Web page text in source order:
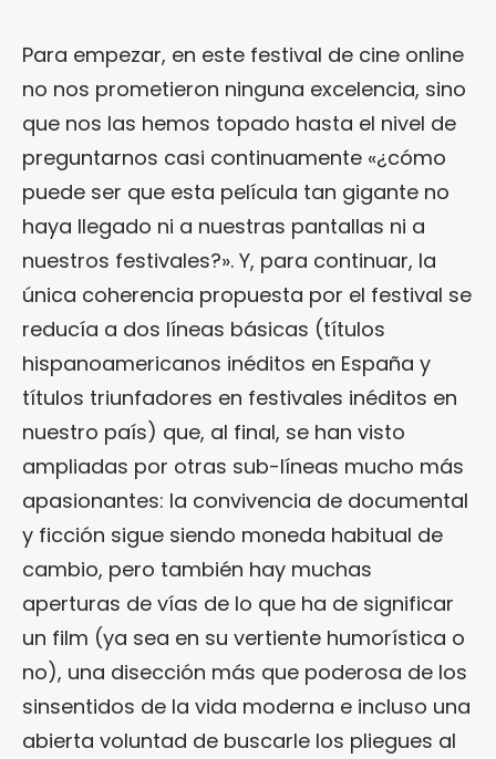
Para empezar, en este festival de cine online
no nos prometieron ninguna excelencia, sino
que nos las hemos topado hasta el nivel de
preguntarnos casi continuamente «¿cómo
puede ser que esta película tan gigante no
haya llegado ni a nuestras pantallas ni a
nuestros festivales?». Y, para continuar, la
única coherencia propuesta por el festival se
reducía a dos líneas básicas (títulos
hispanoamericanos inéditos en España y
títulos triunfadores en festivales inéditos en
nuestro país) que, al final, se han visto
ampliadas por otras sub-líneas mucho más
apasionantes: la convivencia de documental
y ficción sigue siendo moneda habitual de
cambio, pero también hay muchas
aperturas de vías de lo que ha de significar
un film (ya sea en su vertiente humorística o
no), una disección más que poderosa de los
sinsentidos de la vida moderna e incluso una
abierta voluntad de buscarle los pliegues al